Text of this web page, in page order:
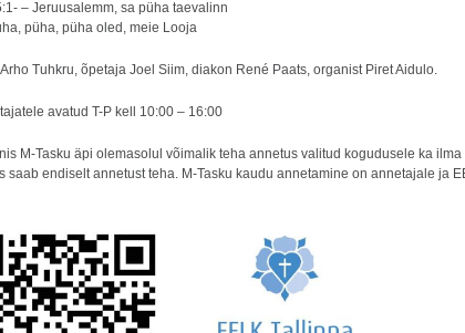
– Jeruusalemm, sa püha taevalinn
püha, püha oled, meie Looja
Tuhkru, õpetaja Joel Siim, diakon René Paats, organist Piret Aidulo.
avatud T-P kell 10:00 – 16:00
M-Tasku äpi olemasolul võimalik teha annetus valitud kogudusele ka
saab endiselt annetust teha. M-Tasku kaudu annetamine on annetajale ja